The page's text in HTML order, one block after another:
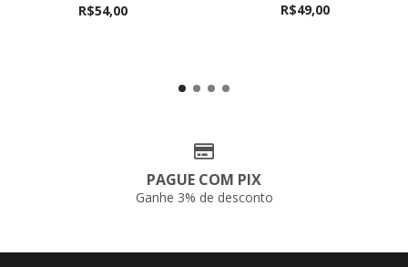
R$54,00 R$49,00
PAGUE COM PIX
Ganhe 3% de desconto